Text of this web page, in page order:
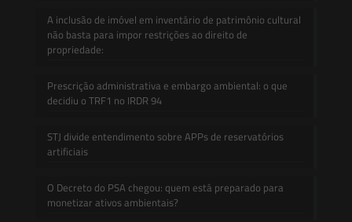
A inclusão de imóvel em inventário de patrimônio cultural
não basta para impor restrições ao direito de
propriedade:
Prescrição administrativa e embargo ambiental: o que
decidiu o TRF1 no IRDR 94
STJ divide entendimento sobre APPs de reservatórios
artificiais
O Decreto do PSA chegou: quem está preparado para
monetizar ativos ambientais?